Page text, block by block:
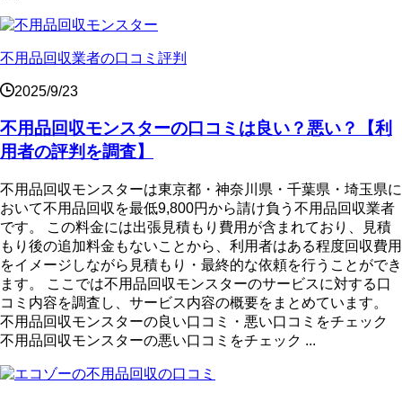
不用品回収業者の口コミ評判
2025/9/23
不用品回収モンスターの口コミは良い？悪い？【利
用者の評判を調査】
不用品回収モンスターは東京都・神奈川県・千葉県・埼玉県に
おいて不用品回収を最低9,800円から請け負う不用品回収業者
です。 この料金には出張見積もり費用が含まれており、見積
もり後の追加料金もないことから、利用者はある程度回収費用
をイメージしながら見積もり・最終的な依頼を行うことができ
ます。 ここでは不用品回収モンスターのサービスに対する口
コミ内容を調査し、サービス内容の概要をまとめています。
不用品回収モンスターの良い口コミ・悪い口コミをチェック
不用品回収モンスターの悪い口コミをチェック ...